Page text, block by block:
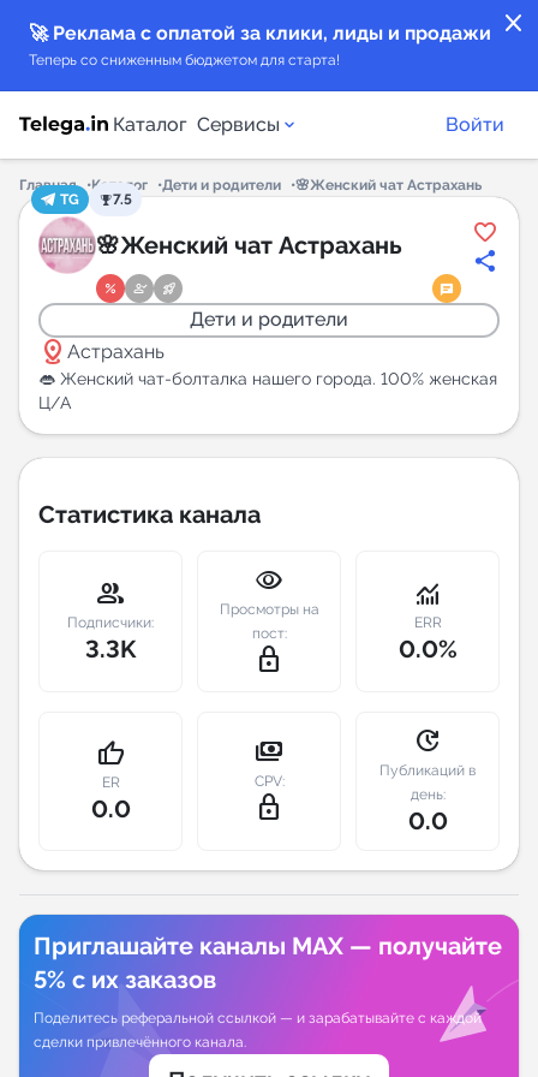
close
🚀 Реклама с оплатой за клики, лиды и продажи
Теперь со сниженным бюджетом для старта!
Каталог Сервисы
Каталог каналов
Каталог ботов
Горящие предложения
Индекс читаемости каналов в Telegram
New
New
Индивидуальное сопровождение
Аналитика Telegram
Войти
Главная Каталог Дети и родители
🌸Женский чат Астрахань
TG
7.5
🌸Женский чат Астрахань
Дети и родители
distance Астрахань
👄 Женский чат-болталка нашего города. 100% женская
Ц/А
Статистика канала
group
Подписчики:
3.3K
visibility
Просмотры на
пост:
lock_outline
monitoring
ERR
0.0%
thumb_up
ER
0.0
payments
CPV:
lock_outline
update
Публикаций в
день:
0.0
Приглашайте каналы MAX — получайте
5% с их заказов
Поделитесь реферальной ссылкой — и зарабатывайте с каждой
сделки привлечённого канала.